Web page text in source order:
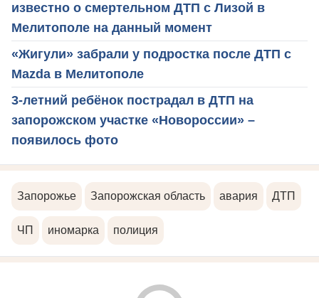
известно о смертельном ДТП с Лизой в
Мелитополе на данный момент
«Жигули» забрали у подростка после ДТП с
Mazda в Мелитополе
3-летний ребёнок пострадал в ДТП на
запорожском участке «Новороссии» –
появилось фото
Запорожье Запорожская область авария ДТП
ЧП иномарка полиция